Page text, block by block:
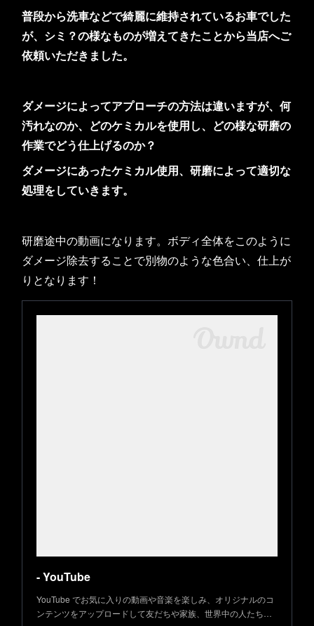
普段から洗車などで綺麗に維持されているお車でした
が、シミ？の様なものが増えてきたことから当店へご
依頼いただきました。
ダメージによってアプローチの方法は違いますが、何
汚れなのか、どのケミカルを使用し、どの様な研磨の
作業でどう仕上げるのか？
ダメージにあったケミカル使用、研磨によって適切な
処理をしていきます。
研磨途中の動画になります。ボディ全体をこのように
ダメージ除去することで別物のような色合い、仕上が
りとなります！
- YouTube
YouTube でお気に入りの動画や音楽を楽しみ、オリジナルのコ
ンテンツをアップロードして友だちや家族、世界中の人たち…